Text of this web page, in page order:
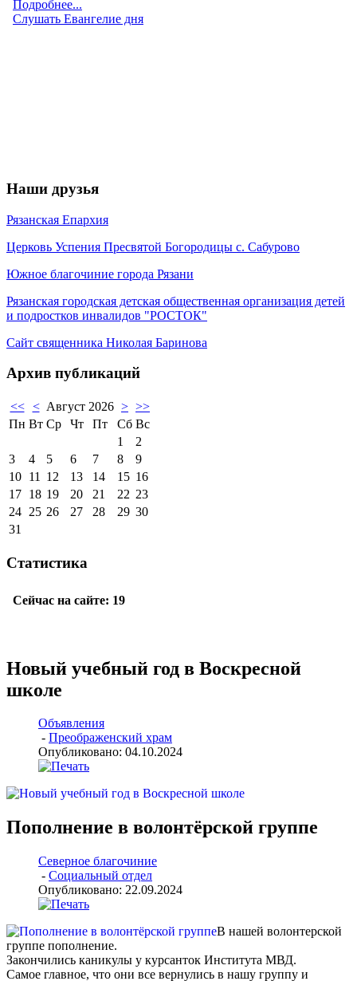
Наши друзья
Рязанская Епархия
Церковь Успения Пресвятой Богородицы с. Сабурово
Южное благочиние города Рязани
Рязанская городская детская общественная организация детей
и подростков инвалидов "РОСТОК"
Сайт священника Николая Баринова
Архив публикаций
<< < Август 2026 > >>
Пн Вт Ср Чт Пт Сб Вс
1
2
3
4 5 6 7 8
9
10 11 12 13 14 15 16
17 18 19 20 21 22 23
24 25 26 27 28 29 30
31
Статистика
Новый учебный год в Воскресной
школе
Объявления
- Преображенский храм
Опубликовано: 04.10.2024
Пополнение в волонтёрской группе
Северное благочиние
- Социальный отдел
Опубликовано: 22.09.2024
В нашей волонтерской
группе пополнение.
Закончились каникулы у курсанток Института МВД.
Самое главное, что они все вернулись в нашу группу и